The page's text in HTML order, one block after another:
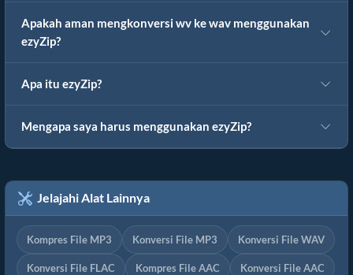
Apakah aman mengkonversi wv ke wav menggunakan
ezyZip?
Apa itu ezyZip?
Mengapa saya harus menggunakan ezyZip?
Jelajahi Alat Lainnya
Kompres File MP3 Konversi File MP3 Konversi File WAV
Konversi File FLAC Kompres File AAC Konversi File AAC